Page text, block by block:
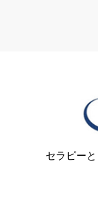
セラピー